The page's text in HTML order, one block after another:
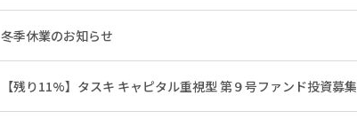
冬季休業のお知らせ
【残り11%】タスキ キャピタル重視型 第９号ファンド投資募集